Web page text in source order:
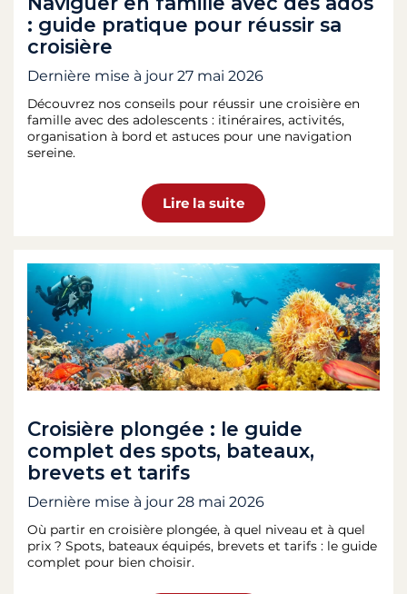
: guide pratique pour réussir sa
croisière
Dernière mise à jour 27 mai 2026
Découvrez nos conseils pour réussir une croisière en
famille avec des adolescents : itinéraires, activités,
organisation à bord et astuces pour une navigation
sereine.
Lire la suite
Croisière plongée : le guide
complet des spots, bateaux,
brevets et tarifs
Dernière mise à jour 28 mai 2026
Où partir en croisière plongée, à quel niveau et à quel
prix ? Spots, bateaux équipés, brevets et tarifs : le guide
complet pour bien choisir.